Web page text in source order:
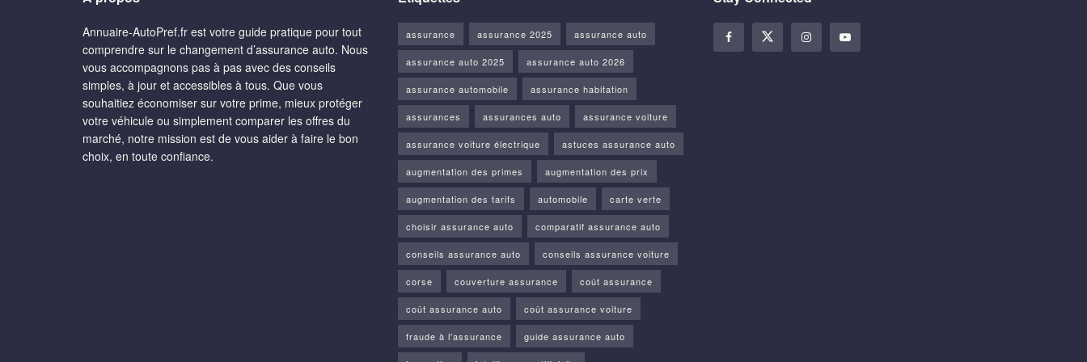
Annuaire-AutoPref.fr est votre guide pratique pour tout
comprendre sur le changement d’assurance auto. Nous
vous accompagnons pas à pas avec des conseils
simples, à jour et accessibles à tous. Que vous
souhaitiez économiser sur votre prime, mieux protéger
votre véhicule ou simplement comparer les offres du
marché, notre mission est de vous aider à faire le bon
choix, en toute confiance.
assurance assurance 2025 assurance auto
assurance auto 2025 assurance auto 2026
assurance automobile assurance habitation
assurances assurances auto assurance voiture
assurance voiture électrique astuces assurance auto
augmentation des primes augmentation des prix
augmentation des tarifs automobile carte verte
choisir assurance auto comparatif assurance auto
conseils assurance auto conseils assurance voiture
corse couverture assurance coût assurance
coût assurance auto coût assurance voiture
fraude à l'assurance guide assurance auto